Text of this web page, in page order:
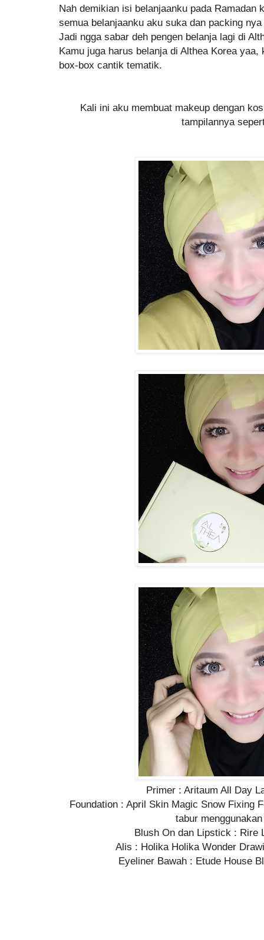
Nah demikian isi belanjaanku pada Ramadan
semua belanjaanku aku suka dan packing
Jadi ngga sabar deh pengen belanja lagi di
Kamu juga harus belanja di Althea Korea
box-box cantik tematik.
Kali ini aku membuat makeup dengan
tampilannya
Primer : Aritaum All Day
Foundation : April Skin Magic Snow Fixing
tabur
Blush On dan Lipstick : Rire
Alis : Holika Holika Wonder
Eyeliner Bawah : Etude House